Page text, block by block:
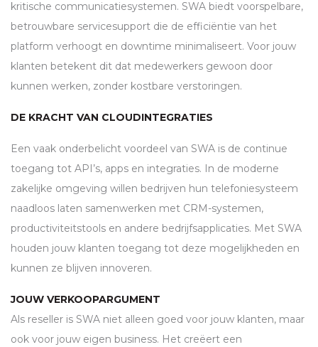
kritische communicatiesystemen. SWA biedt voorspelbare,
betrouwbare servicesupport die de efficiëntie van het
platform verhoogt en downtime minimaliseert. Voor jouw
klanten betekent dit dat medewerkers gewoon door
kunnen werken, zonder kostbare verstoringen.
DE KRACHT VAN CLOUDINTEGRATIES
Een vaak onderbelicht voordeel van SWA is de continue
toegang tot API’s, apps en integraties. In de moderne
zakelijke omgeving willen bedrijven hun telefoniesysteem
naadloos laten samenwerken met CRM-systemen,
productiviteitstools en andere bedrijfsapplicaties. Met SWA
houden jouw klanten toegang tot deze mogelijkheden en
kunnen ze blijven innoveren.
JOUW VERKOOPARGUMENT
Als reseller is SWA niet alleen goed voor jouw klanten, maar
ook voor jouw eigen business. Het creëert een